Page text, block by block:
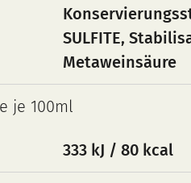
SULFITE,
Metaweinsäure
je 100ml
333 kJ / 80 kcal